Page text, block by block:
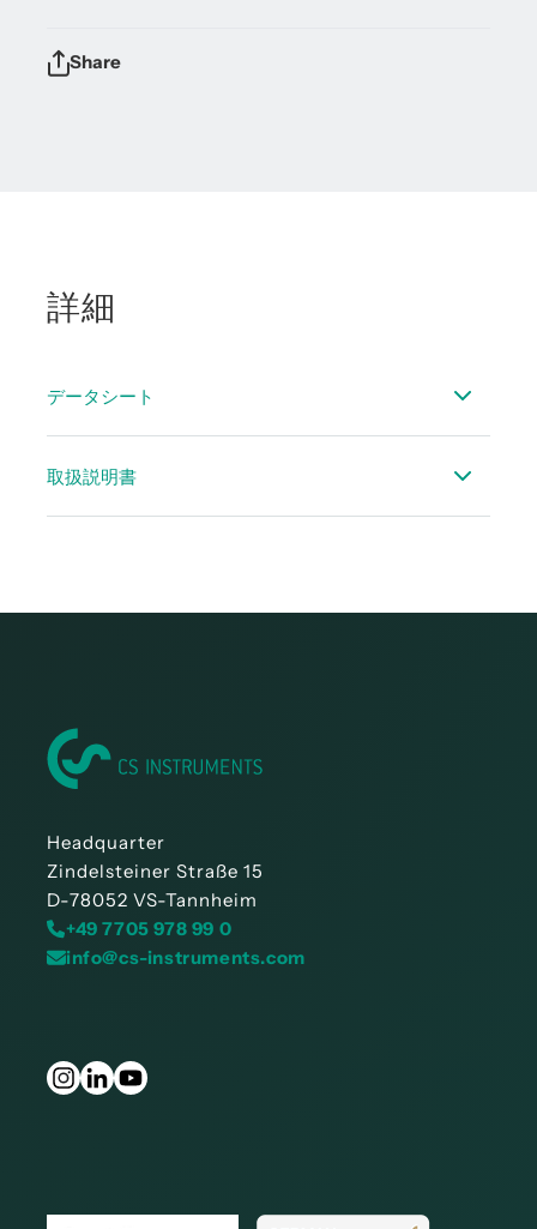
Share
詳細
データシート
取扱説明書
Headquarter
Zindelsteiner Straße 15
D-78052 VS-Tannheim
+49 7705 978 99 0
info@cs-instruments.com